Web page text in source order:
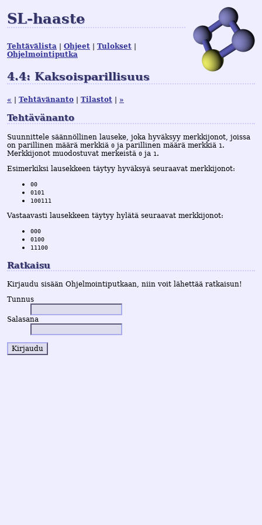
SL-haaste
Tehtävälista Ohjeet
Tulokset
Ohjelmointiputka
4.4: Kaksoisparillisuus
« Tehtävänanto Tilastot »
Tehtävänanto
Suunnittele säännöllinen lauseke, joka hyväksyy merkkijonot, joissa
on parillinen määrä merkkiä 0 ja parillinen määrä merkkiä 1 .
Merkkijonot muodostuvat merkeistä 0 ja 1 .
Esimerkiksi lausekkeen täytyy hyväksyä seuraavat merkkijonot:
00
0101
100111
Vastaavasti lausekkeen täytyy hylätä seuraavat merkkijonot:
000
0100
11100
Ratkaisu
Kirjaudu sisään Ohjelmointiputkaan, niin voit lähettää ratkaisun!
Tunnus
Salasana
Kirjaudu